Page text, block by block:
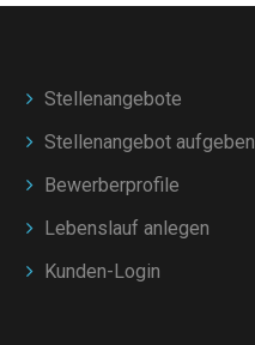
Stellenangebote
Stellenangebot aufgeben
Bewerberprofile
Lebenslauf anlegen
Kunden-Login